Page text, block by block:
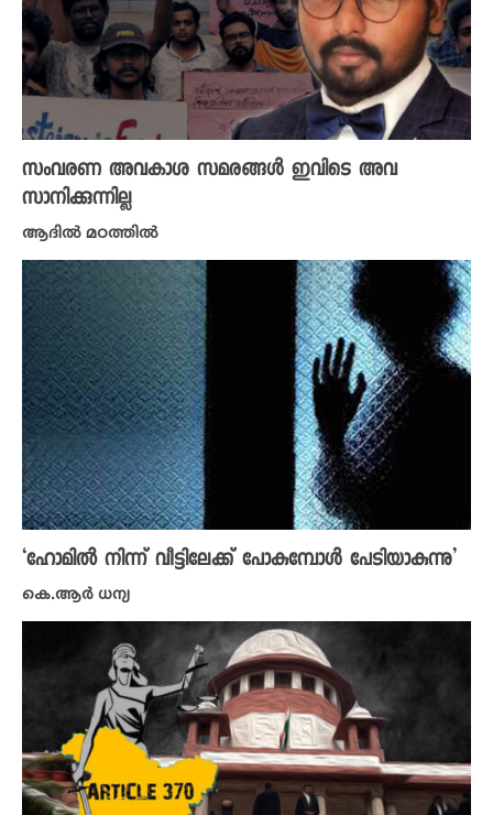
സംവരണ അവകാശ സമരങ്ങൾ ഇവിടെ അവ
സാനിക്കുന്നില്ല
ആദിൽ മഠത്തിൽ
‘ഹോമില്‍ നിന്ന് വീട്ടിലേക്ക് പോകുമ്പോൾ പേടിയാകുന്നു’
കെ.ആർ ധന്യ